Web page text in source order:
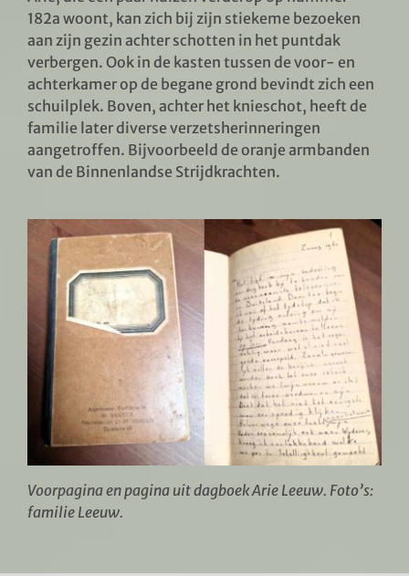
182a woont, kan zich bij zijn stiekeme bezoeken
aan zijn gezin achter schotten in het puntdak
verbergen. Ook in de kasten tussen de voor- en
achterkamer op de begane grond bevindt zich een
schuilplek. Boven, achter het knieschot, heeft de
familie later diverse verzetsherinneringen
aangetroffen. Bijvoorbeeld de oranje armbanden
van de Binnenlandse Strijdkrachten.
Voorpagina en pagina uit dagboek Arie Leeuw. Foto’s:
familie Leeuw.